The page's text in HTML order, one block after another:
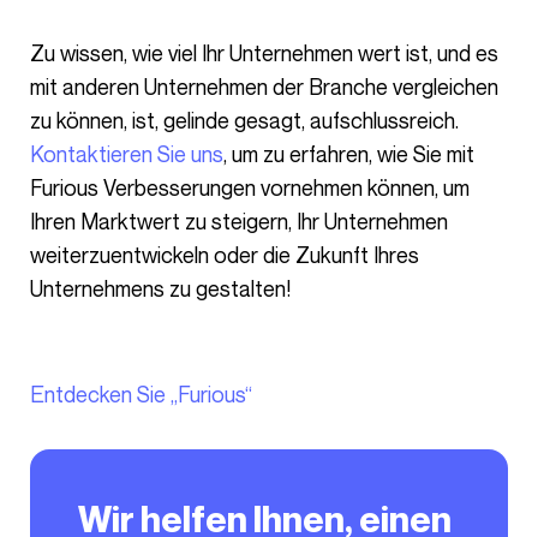
Wir helfen Ihnen, einen
Zu wissen, wie viel Ihr Unternehmen wert ist, und es
mit anderen Unternehmen der Branche vergleichen
zu können, ist, gelinde gesagt, aufschlussreich.
Kontaktieren Sie uns, um zu erfahren, wie Sie mit
Furious Verbesserungen vornehmen können, um
Ihren Marktwert zu steigern, Ihr Unternehmen
weiterzuentwickeln oder die Zukunft Ihres
Unternehmens zu gestalten!
Entdecken Sie „Furious“